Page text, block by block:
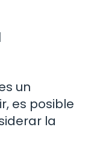
un
es posible
la